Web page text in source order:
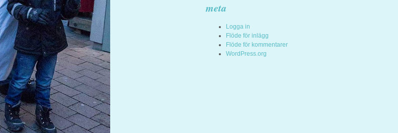
meta
Logga in
Flöde för inlägg
Flöde för kommentarer
WordPress.org